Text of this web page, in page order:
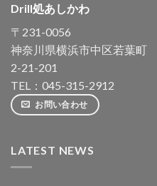
Drill処あしかわ
〒231-0056
神奈川県横浜市中区若葉町
2-21-201
TEL：045-315-2912
お問い合わせ
LATEST NEWS